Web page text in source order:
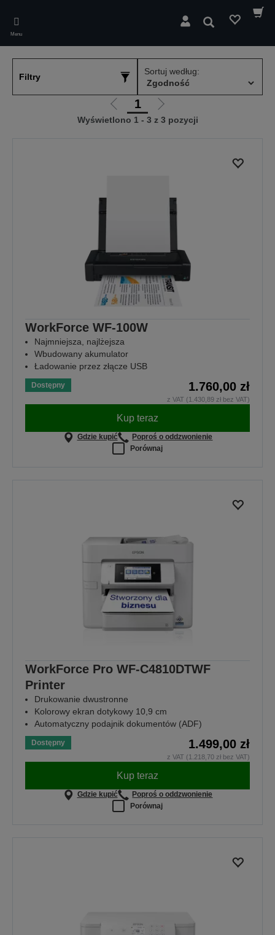
main
content
Menu
Wyszukaj
Filtry
Sortuj według:
Przejdź
do
1
Przejdź
do
Wyświetlono 1 - 3 z 3 pozycji
WorkForce WF-100W
Najmniejsza, najlżejsza
Wbudowany akumulator
Ładowanie przez złącze USB
Dostępny 1.760,00 zł
z VAT (1.430,89 zł bez VAT)
Kup teraz
Gdzie kupić
Poproś o oddzwonienie
Porównaj
WorkForce Pro WF-C4810DTWF
Printer
Drukowanie dwustronne
Kolorowy ekran dotykowy 10,9 cm
Automatyczny podajnik dokumentów (ADF)
Dostępny 1.499,00 zł
z VAT (1.218,70 zł bez VAT)
Kup teraz
Gdzie kupić
Poproś o oddzwonienie
Porównaj